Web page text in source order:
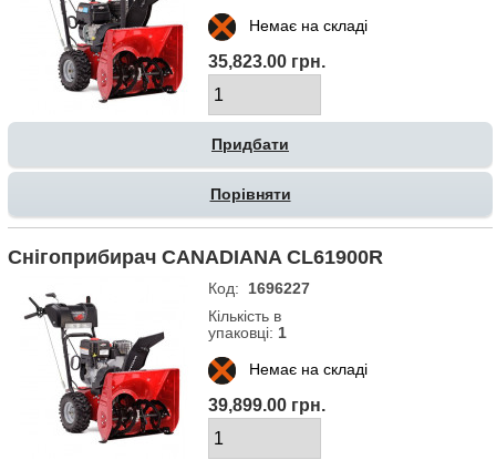
Немає на складі
35,823.00 грн.
Порівняти
Снігоприбирач CANADIANA CL61900R
Код:
1696227
Кількість в
упаковці: 1
Немає на складі
39,899.00 грн.